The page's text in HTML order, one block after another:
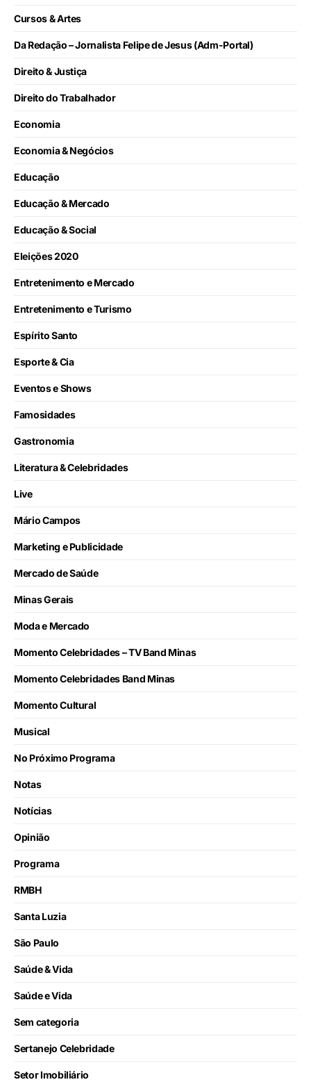
Cursos & Artes
Da Redação – Jornalista Felipe de Jesus (Adm-Portal)
Direito & Justiça
Direito do Trabalhador
Economia
Economia & Negócios
Educação
Educação & Mercado
Educação & Social
Eleições 2020
Entretenimento e Mercado
Entretenimento e Turismo
Espírito Santo
Esporte & Cia
Eventos e Shows
Famosidades
Gastronomia
Literatura & Celebridades
Live
Mário Campos
Marketing e Publicidade
Mercado de Saúde
Minas Gerais
Moda e Mercado
Momento Celebridades – TV Band Minas
Momento Celebridades Band Minas
Momento Cultural
Musical
No Próximo Programa
Notas
Notícias
Opinião
Programa
RMBH
Santa Luzia
São Paulo
Saúde & Vida
Saúde e Vida
Sem categoria
Sertanejo Celebridade
Setor Imobiliário